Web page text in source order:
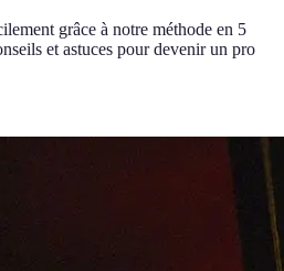
grâce à notre méthode en 5
et astuces pour devenir un pro